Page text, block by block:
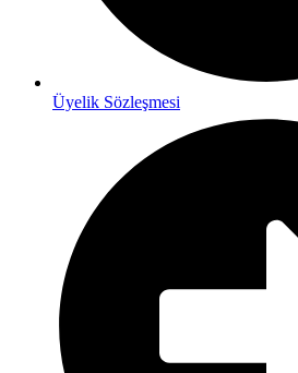
Üyelik Sözleşmesi